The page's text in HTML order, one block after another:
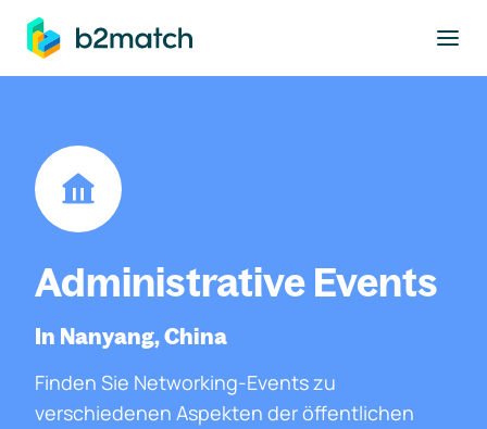
springen
Administrative Events
In Nanyang, China
Finden Sie Networking-Events zu
verschiedenen Aspekten der öffentlichen